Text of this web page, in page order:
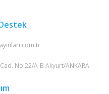
No:22/A-B Akyurt/ANKARA